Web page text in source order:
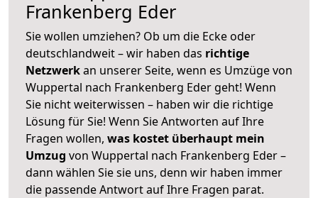
Frankenberg Eder
Sie wollen umziehen? Ob um die Ecke oder
deutschlandweit – wir haben das richtige
Netzwerkan unserer Seite, wenn es Umzüge von
Wuppertal nach Frankenberg Eder geht! Wenn
Sie nicht weiterwissen – haben wir die richtige
Lösung für Sie! Wenn Sie Antworten auf Ihre
Fragen wollen, was kostet überhaupt mein
Umzug von Wuppertal nach Frankenberg Eder –
dann wählen Sie sie uns, denn wir haben immer
die passende Antwort auf Ihre Fragen parat.